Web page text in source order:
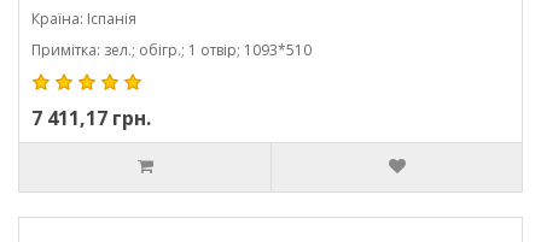
Країна: Іспанія
Примітка: зел.; обігр.; 1 отвір; 1093*510
7 411,17 грн.